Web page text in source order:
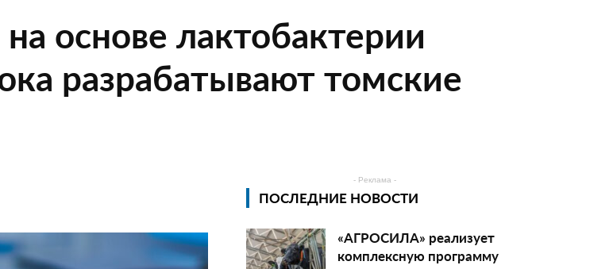
основе лактобактерии
разрабатывают томские
- Реклама -
ПОСЛЕДНИЕ НОВОСТИ
«АГРОСИЛА» реализует
комплексную программу